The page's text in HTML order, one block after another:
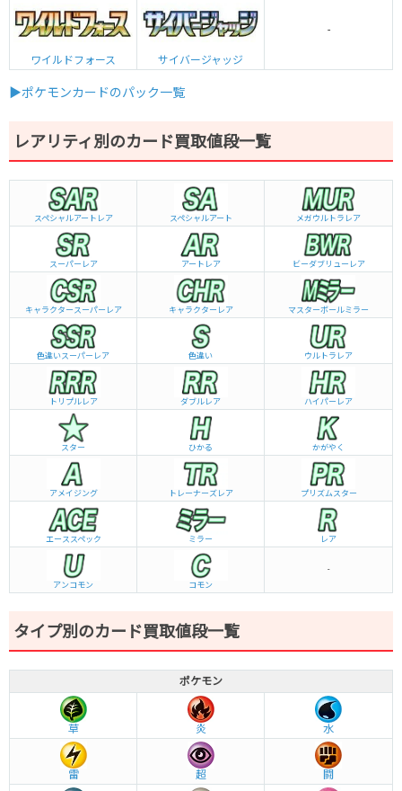
ワイルドフォース サイバージャッジ
-
▶ポケモンカードのパック一覧
レアリティ別のカード買取値段一覧
スペシャルアートレア スペシャルアート メガウルトラレア
スーパーレア アートレア ビーダブリュー レア
キャラクタースーパーレア キャラクターレア マスターボールミラー
色違いスーパーレア 色違い ウルトラレア
トリプルレア ダブルレア ハイパーレア
スター ひかる かがやく
アメイジング トレーナーズレア プリズムスター
エーススペック ミラー レア
アンコモン コモン
-
タイプ別のカード買取値段一覧
ポケモン
草 炎 水
雷 超 闘